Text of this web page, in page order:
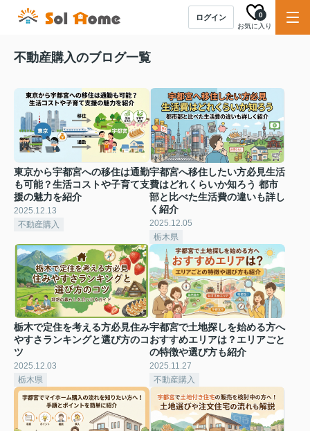
ログイン
お気に入り
0
不動産購入のブログ一覧
東京から宇都宮への移住は通勤
も可能？生活コストや子育て支
援の魅力を紹介
2025.12.13
不動産購入
宇都宮へ移住したい方必見生活
費はどれくらいか知ろう 都市
部と比べた生活費の違いも詳し
く紹介
2025.12.05
栃木県
栃木で定住を考える方必見住み
やすさランキングと選び方のコ
ツ
2025.12.03
栃木県
宇都宮で土地探しを始める方へ
おすすめエリアは？エリアごと
の特徴や選び方も紹介
2025.11.27
不動産購入